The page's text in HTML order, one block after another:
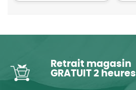
Retrait magasin
GRATUIT 2 heures